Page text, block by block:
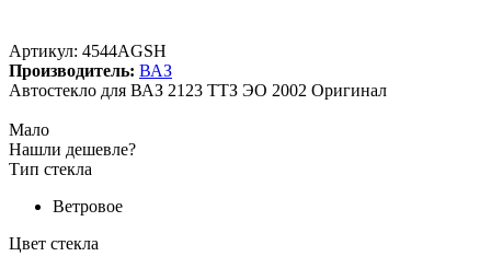
Артикул: 4544AGSH
Производитель: ВАЗ
Автостекло для ВАЗ 2123 ТТЗ ЭО 2002 Оригинал
Мало
Нашли дешевле?
Тип стекла
Ветровое
Цвет стекла